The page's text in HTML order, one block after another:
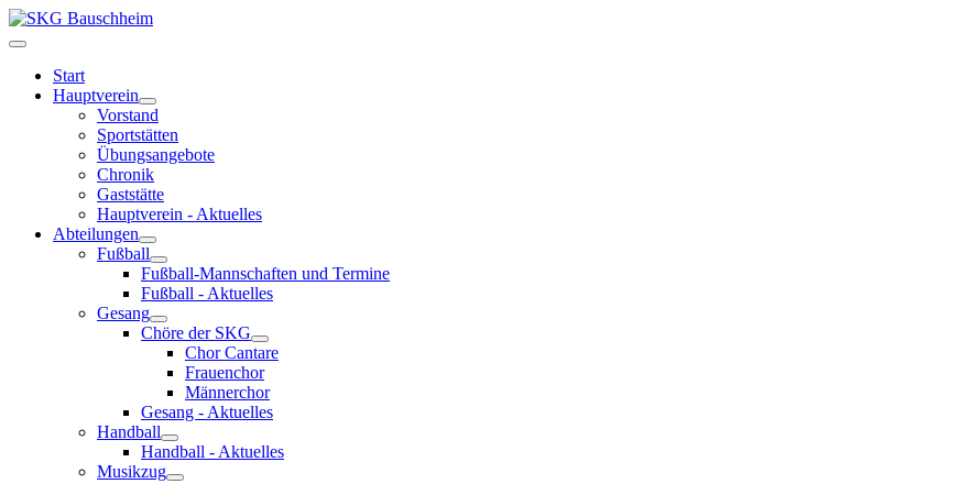
Start
Hauptverein
Vorstand
Sportstätten
Übungsangebote
Chronik
Gaststätte
Hauptverein - Aktuelles
Abteilungen
Fußball
Fußball-Mannschaften und Termine
Fußball - Aktuelles
Gesang
Chöre der SKG
Chor Cantare
Frauenchor
Männerchor
Gesang - Aktuelles
Handball
Handball - Aktuelles
Musikzug